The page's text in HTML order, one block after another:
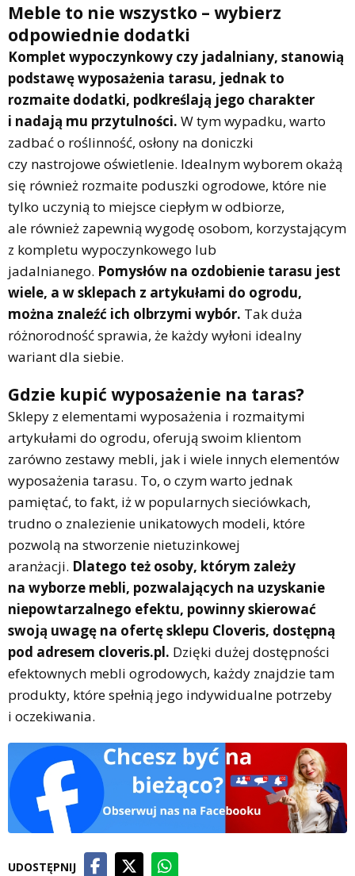
Meble to nie wszystko – wybierz
odpowiednie dodatki
Komplet wypoczynkowy czy jadalniany, stanowią
podstawę wyposażenia tarasu, jednak to
rozmaite dodatki, podkreślają jego charakter
i nadają mu przytulności. W tym wypadku, warto
zadbać o roślinność, osłony na doniczki
czy nastrojowe oświetlenie. Idealnym wyborem okażą
się również rozmaite poduszki ogrodowe, które nie
tylko uczynią to miejsce ciepłym w odbiorze,
ale również zapewnią wygodę osobom, korzystającym
z kompletu wypoczynkowego lub
jadalnianego. Pomysłów na ozdobienie tarasu jest
wiele, a w sklepach z artykułami do ogrodu,
można znaleźć ich olbrzymi wybór. Tak duża
różnorodność sprawia, że każdy wyłoni idealny
wariant dla siebie.
Gdzie kupić wyposażenie na taras?
Sklepy z elementami wyposażenia i rozmaitymi
artykułami do ogrodu, oferują swoim klientom
zarówno zestawy mebli, jak i wiele innych elementów
wyposażenia tarasu. To, o czym warto jednak
pamiętać, to fakt, iż w popularnych sieciówkach,
trudno o znalezienie unikatowych modeli, które
pozwolą na stworzenie nietuzinkowej
aranżacji. Dlatego też osoby, którym zależy
na wyborze mebli, pozwalających na uzyskanie
niepowtarzalnego efektu, powinny skierować
swoją uwagę na ofertę sklepu Cloveris, dostępną
pod adresem cloveris.pl. Dzięki dużej dostępności
efektownych mebli ogrodowych, każdy znajdzie tam
produkty, które spełnią jego indywidualne potrzeby
i oczekiwania.
UDOSTĘPNIJ